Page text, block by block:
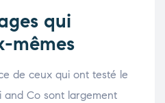
qui
mêmes
de ceux qui ont testé le
and Co sont largement